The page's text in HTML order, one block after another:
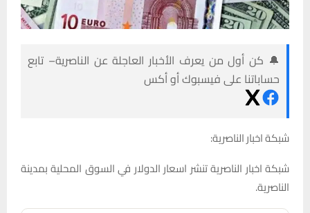
🔔 كن أول من يعرف الأخبار العاجلة عن الناصرية– تابع
حساباتنا على فيسبوك أو أكس
شبكة اخبار الناصرية:
شبكة اخبار الناصرية تنشر اسعار الدولار في السوق المحلية بمدينة
الناصرية.